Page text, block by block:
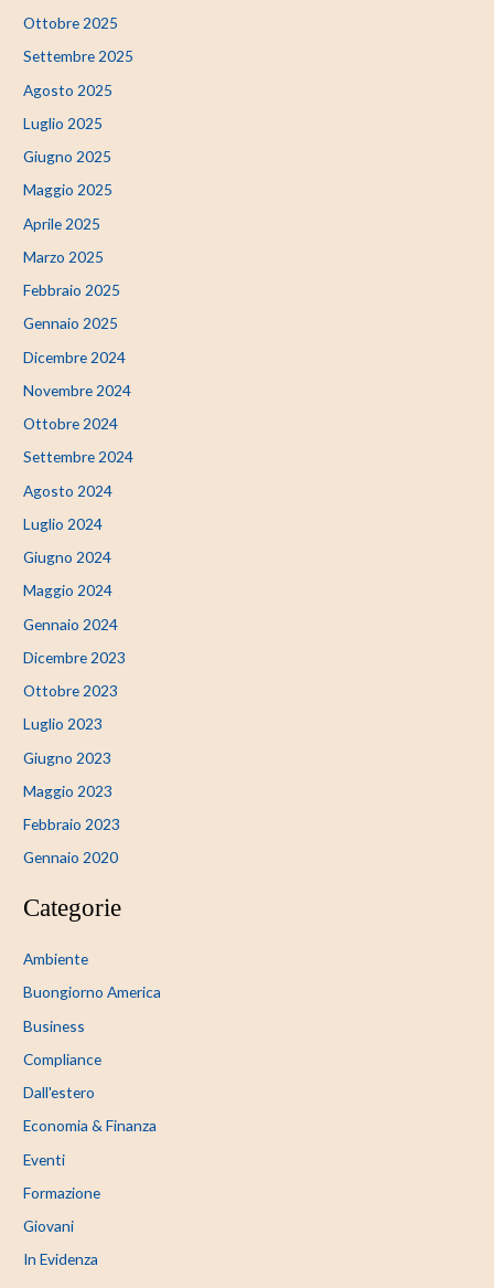
Ottobre 2025
Settembre 2025
Agosto 2025
Luglio 2025
Giugno 2025
Maggio 2025
Aprile 2025
Marzo 2025
Febbraio 2025
Gennaio 2025
Dicembre 2024
Novembre 2024
Ottobre 2024
Settembre 2024
Agosto 2024
Luglio 2024
Giugno 2024
Maggio 2024
Gennaio 2024
Dicembre 2023
Ottobre 2023
Luglio 2023
Giugno 2023
Maggio 2023
Febbraio 2023
Gennaio 2020
Categorie
Ambiente
Buongiorno America
Business
Compliance
Dall'estero
Economia & Finanza
Eventi
Formazione
Giovani
In Evidenza